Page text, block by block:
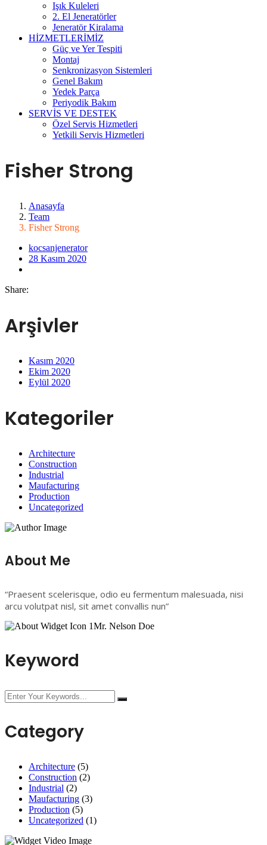
Işık Kuleleri
2. El Jeneratörler
Jeneratör Kiralama
HİZMETLERİMİZ
Güç ve Yer Tespiti
Montaj
Senkronizasyon Sistemleri
Genel Bakım
Yedek Parça
Periyodik Bakım
SERVİS VE DESTEK
Özel Servis Hizmetleri
Yetkili Servis Hizmetleri
Fisher Strong
Anasayfa
Team
Fisher Strong
kocsanjenerator
28 Kasım 2020
Share:
Arşivler
Kasım 2020
Ekim 2020
Eylül 2020
Kategoriler
Architecture
Construction
Industrial
Maufacturing
Production
Uncategorized
About Me
“Praesent scelerisque, odio eu fermentum malesuada, nisi
arcu volutpat nisl, sit amet convallis nun”
Mr. Nelson Doe
Keyword
Category
Architecture (5)
Construction (2)
Industrial (2)
Maufacturing (3)
Production (5)
Uncategorized (1)